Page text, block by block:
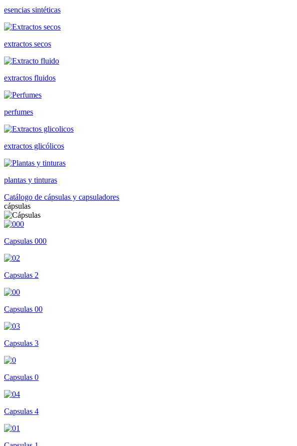
esencias sintéticas
extractos secos
extractos fluidos
perfumes
extractos glicólicos
plantas y tinturas
Catálogo de cápsulas y capsuladores
cápsulas
Capsulas 000
Capsulas 2
Capsulas 00
Capsulas 3
Capsulas 0
Capsulas 4